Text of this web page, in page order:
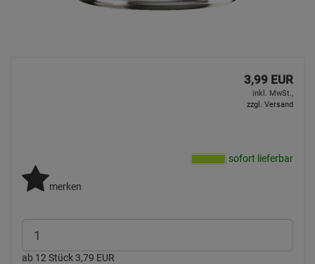
3,99 EUR
inkl. MwSt.,
zzgl. Versand
sofort lieferbar
merken
ab 12 Stück 3,79 EUR